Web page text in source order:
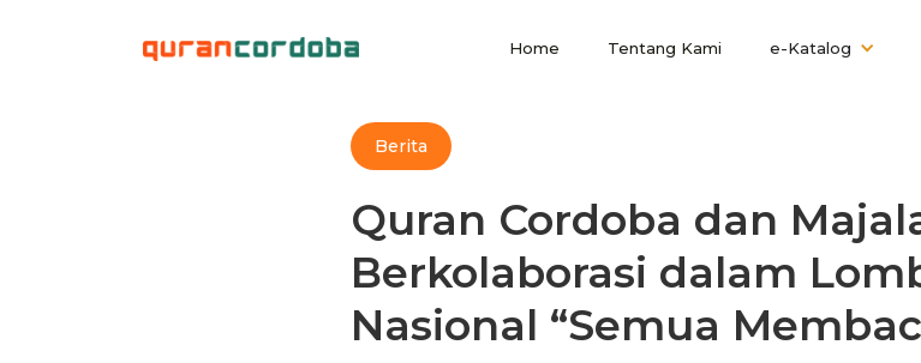
Home Tentang Kami e-Katalog
Berita
Quran Cordoba dan
Berkolaborasi dalam
Nasional “Semua